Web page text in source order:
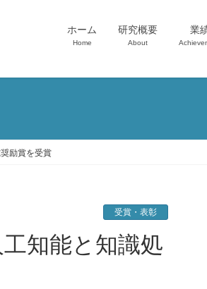
ホーム
Home
研究概要
About
業
励賞を受賞
受賞・表彰